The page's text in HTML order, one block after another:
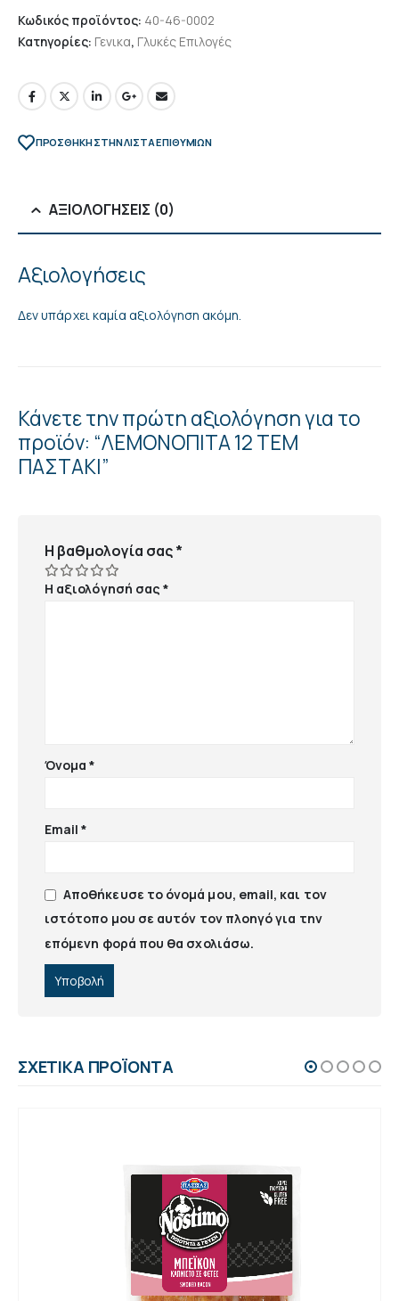
Κωδικός προϊόντος: 40-46-0002
Κατηγορίες: Γενικα, Γλυκές Επιλογές
ΠΡΌΣΘΉΚΗ ΣΤΗΝ ΛΊΣΤΑ ΕΠΙΘΥΜΙΏΝ
ΑΞΙΟΛΟΓΉΣΕΙΣ (0)
Αξιολογήσεις
Δεν υπάρχει καμία αξιολόγηση ακόμη.
Κάνετε την πρώτη αξιολόγηση για το
προϊόν: “ΛΕΜΟΝΟΠΙΤΑ 12 ΤΕΜ
ΠΑΣΤΑΚΙ”
Η βαθμολογία σας*
Η αξιολόγησή σας*
Όνομα*
Email*
Αποθήκευσε το όνομά μου, email, και τον
ιστότοπο μου σε αυτόν τον πλοηγό για την
επόμενη φορά που θα σχολιάσω.
ΣΧΕΤΙΚΆ ΠΡΟΪΌΝΤΑ